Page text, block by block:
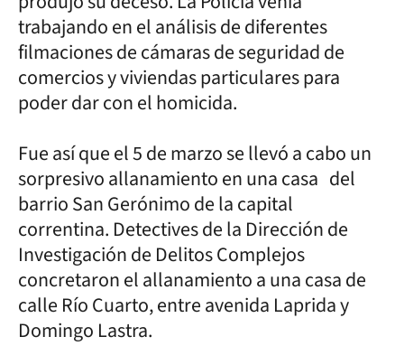
trabajando en el análisis de diferentes
filmaciones de cámaras de seguridad de
comercios y viviendas particulares para
poder dar con el homicida.
Fue así que el 5 de marzo se llevó a cabo un
sorpresivo allanamiento en una casa del
barrio San Gerónimo de la capital
correntina. Detectives de la Dirección de
Investigación de Delitos Complejos
concretaron el allanamiento a una casa de
calle Río Cuarto, entre avenida Laprida y
Domingo Lastra.